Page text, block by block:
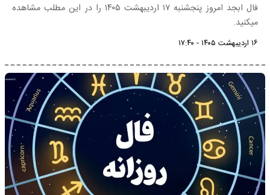
فال ابجد امروز پنجشنبه ۱۷ اردیبهشت ۱۴۰۵ را در این مطلب مشاهده
میکنید.
۱۶ اردیبهشت ۱۴۰۵ - ۱۷:۴۰